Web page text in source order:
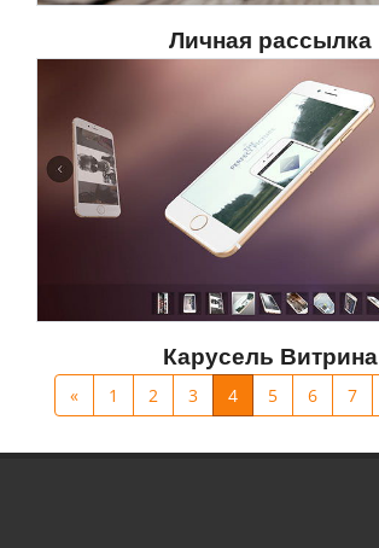
Личная рассылка
Карусель Витрина
« 1 2 3 4 5 6 7